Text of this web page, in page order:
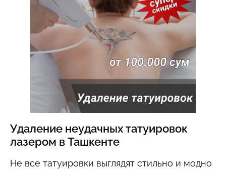
Удаление неудачных татуировок
лазером в Ташкенте
Не все татуировки выглядят стильно и модно